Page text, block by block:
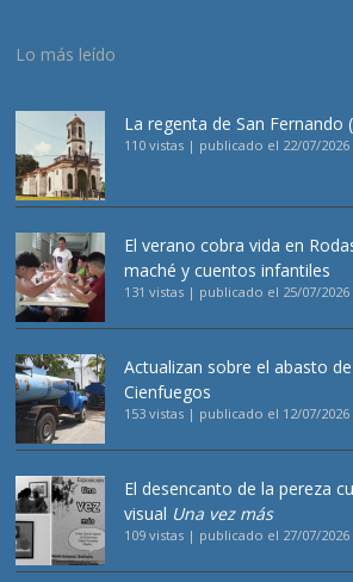
Lo más leído
La regenta de San Fernando
110 vistas | publicado el 22/07/2026
El verano cobra vida en
maché y cuentos infantiles
131 vistas | publicado el 25/07/2026
Actualizan sobre el abasto
Cienfuegos
153 vistas | publicado el 12/07/2026
El desencanto de la pereza
visual Una vez más
109 vistas | publicado el 27/07/2026